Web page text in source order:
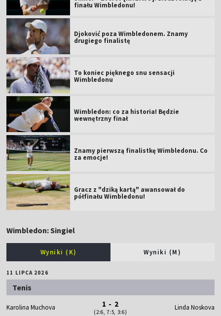
finału Wimbledonu!
Djoković poza Wimbledonem. Znamy
drugiego finalistę
To koniec pięknego snu sensacji
Wimbledonu
Wimbledon: co za historia! Będzie
wewnętrzny finał
Znamy pierwszą finalistkę Wimbledonu. Co
za emocje!
Gracz z "dziką kartą" awansował do
półfinału Wimbledonu!
Wimbledon: Singiel
Wyniki (K) Wyniki (M)
11 LIPCA 2026
Tenis
Karolina Muchova 1 - 2
(2:6, 7:5, 3:6)
Linda Noskova